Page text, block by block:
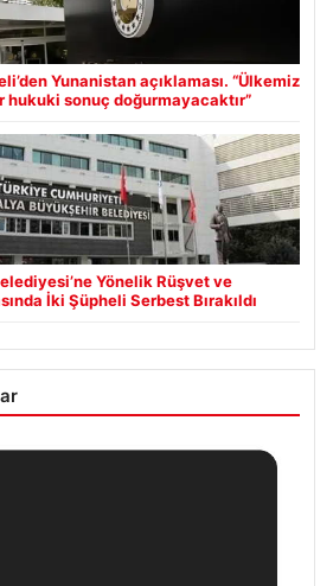
Yunanistan açıklaması. “Ülkemiz
hukuki sonuç doğurmayacaktır”
Yönelik Rüşvet ve
İki Şüpheli Serbest Bırakıldı